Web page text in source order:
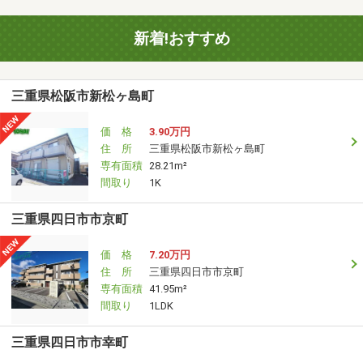
新着!おすすめ
三重県松阪市新松ヶ島町
価 格
3.90万円
住 所
三重県松阪市新松ヶ島町
専有面積 28.21m²
間取り
1K
三重県四日市市京町
価 格
7.20万円
住 所
三重県四日市市京町
専有面積 41.95m²
間取り
1LDK
三重県四日市市幸町